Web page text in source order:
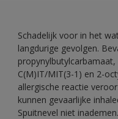
Schadelijk voor in het
langdurige gevolgen.
C(M)IT/MIT(3-1) en 2-
allergische reactie
kunnen gevaarlijke
Spuitnevel niet inademen.